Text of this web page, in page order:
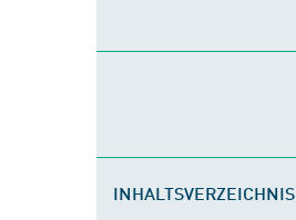
INHALTSVERZEICHNIS